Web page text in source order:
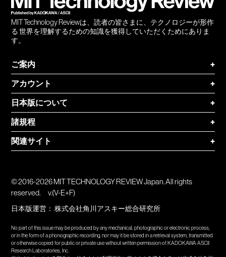
MIT Technology Reviewは、読者の皆さまに、テクノロジーが形作
る 世界を理解するための知識を獲得していただくためにありま
す。
ご案内
+
アカウント
+
日本版について
+
諸規程
+
関連サイト
+
© 2016-2026 MIT TECHNOLOGY REVIEW Japan. All rights
reserved.
v.(V-E+F)
日本版運営：株式会社角川アスキー総合研究所
No part of this issue may be produced by any mechanical, photographic or electronic process,
or in the form of a phonographic recording, nor may it be stored in a retrieval system, transmitted
or otherwise copied for public or private use without written permission of KADOKAWA ASCII
Research Laboratories, Inc.